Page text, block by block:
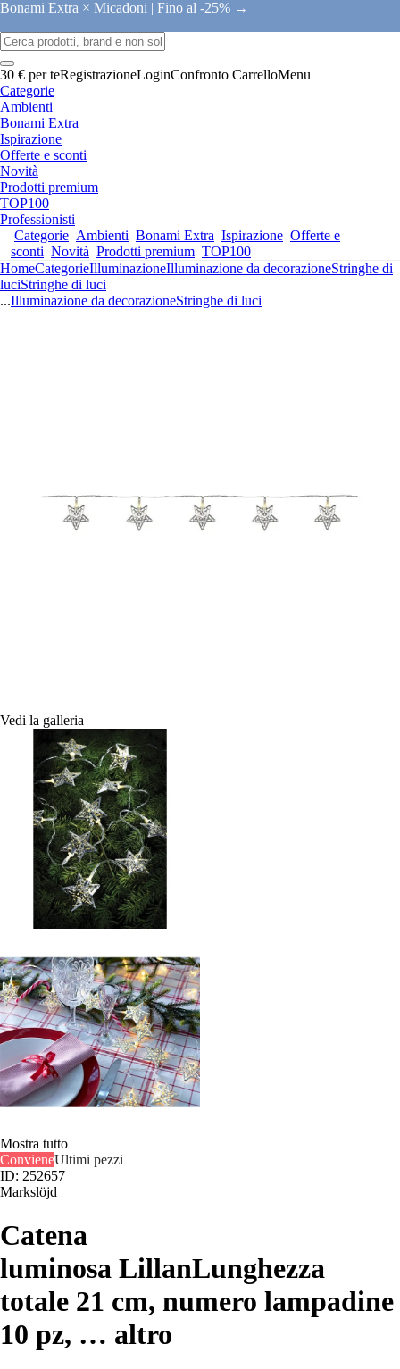
Bonami Extra × Micadoni | Fino al -25% →
30 € per teRegistrazioneLoginConfronto CarrelloMenu
Categorie
Ambienti
Bonami Extra
Ispirazione
Offerte e sconti
Novità
Prodotti premium
TOP100
Professionisti
Categorie Ambienti Bonami Extra Ispirazione Offerte e
sconti Novità Prodotti premium TOP100
HomeCategorieIlluminazioneIlluminazione da decorazioneStringhe di
luciStringhe di luci
...Illuminazione da decorazioneStringhe di luci
Vedi la galleria
Mostra tutto
ConvieneUltimi pezzi
ID: 252657
Markslöjd
Catena
luminosa LillanLunghezza
totale 21 cm, numero lampadine
10 pz, … altro